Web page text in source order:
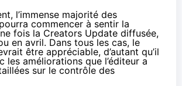
l’immense majorité des
commencer à sentir la
fois la Creators Update diffusée,
en avril. Dans tous les cas, le
être appréciable, d’autant qu’il
les améliorations que l’éditeur a
sur le contrôle des